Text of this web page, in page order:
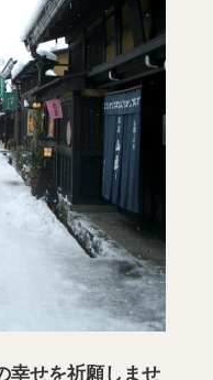
幸せを祈願しませ